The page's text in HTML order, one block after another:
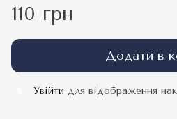
110 грн
Додати в
Увійти для відображення